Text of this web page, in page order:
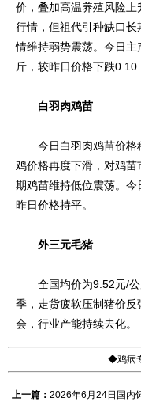
价，叠加高温养殖风险
行情，但祖代引种缺口
情维持弱势震荡。今日
斤，较昨日价格下跌
白羽肉鸡苗
今日白羽肉鸡苗价格稳
鸡价格再度下滑，对鸡
期鸡苗维持低位震荡。
昨日价格持平。
外三元毛猪
全国均价为9.52元/公
季，走货疲软压制猪价
会，行业产能持续去化。
◆鸡病
上一篇： 2026年6月24日国内